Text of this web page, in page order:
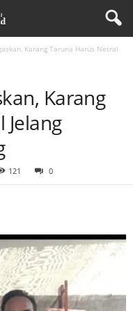
Karang Taruna Harus Netral
Karang
121 0